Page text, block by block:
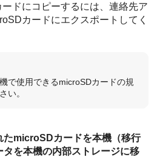
ドにコピーするには、連絡先ア
カードにエクスポートしてく
で使用できるmicroSDカードの規
い。
たmicroSDカードを本機（移行
タを本機の内部ストレージに移